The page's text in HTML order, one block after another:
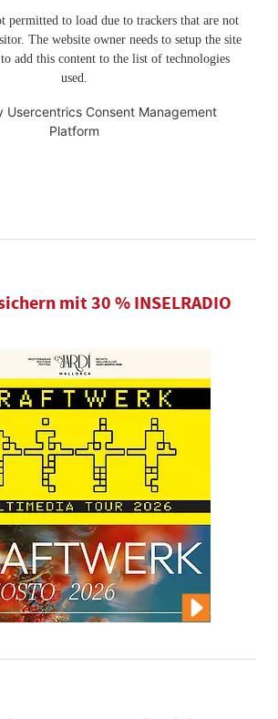
permitted to load due to trackers that are not
The website owner needs to setup the site
add this content to the list of technologies
used.
Usercentrics Consent Management
Platform
mit 30 % INSELRADIO